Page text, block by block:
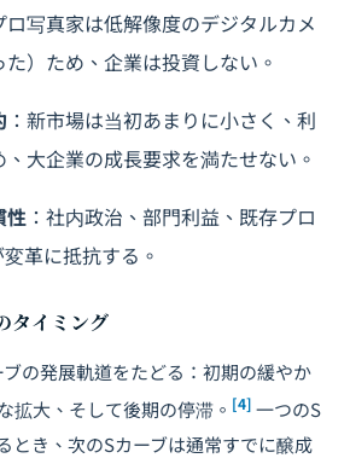
ロ写真家は低解像度のデジタルカメ
）ため、企業は投資しない。
：新市場は当初あまりに小さく、利
大企業の成長要求を満たせない。
性 ：社内政治、部門利益、既存プロ
革に抵抗する。
タイミング
の発展軌道をたどる：初期の緩やか
拡大、そして後期の停滞。 [4] 一つのS
とき、次のSカーブは通常すでに醸成